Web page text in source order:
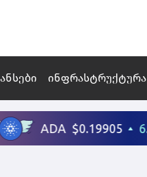
ინფრასტრუქტურა